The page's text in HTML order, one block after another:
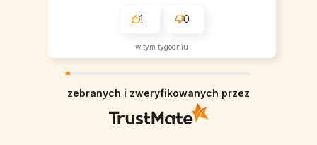
1 0
w tym tygodniu
zebranych i zweryfikowanych przez